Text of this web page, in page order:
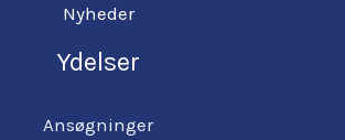
Nyheder
Ydelser
Ansøgninger